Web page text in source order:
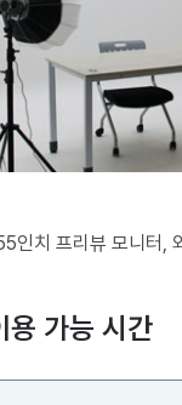
인치 프리뷰 모니터,
용 가능 시간